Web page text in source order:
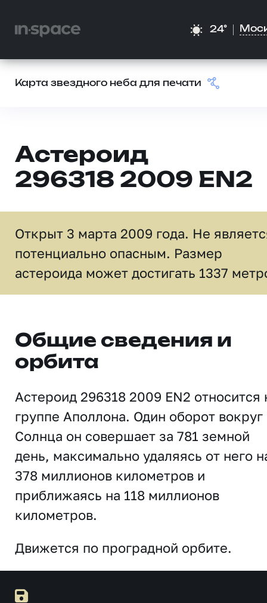
24°
Карта звездного неба для печати
Астероид
296318 2009 EN2
Открыт 3 марта 2009 года. Не
потенциально опасным. Размер
астероида может достигать 1337
Общие сведения и
орбита
Астероид 296318 2009 EN2 относится
группе Аполлона. Один оборот вокруг
Солнца он совершает за 781 земной
день, максимально удаляясь от него
378 миллионов километров и
приближаясь на 118 миллионов
километров.
Движется по проградной орбите.